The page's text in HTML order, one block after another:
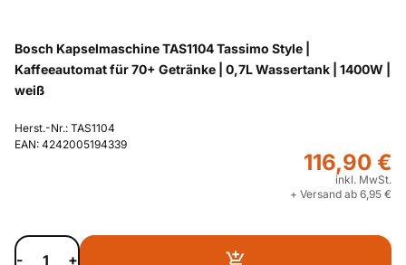
Bosch Kapselmaschine TAS1104 Tassimo Style |
Kaffeeautomat für 70+ Getränke | 0,7L Wassertank | 1400W |
weiß
Herst.-Nr.: TAS1104
EAN: 4242005194339
116,90 €
inkl. MwSt.
+ Versand ab 6,95 €
- +